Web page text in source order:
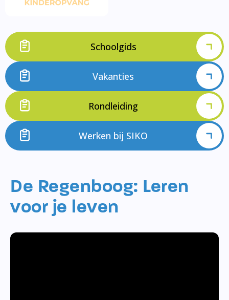
Schoolgids
Vakanties
Rondleiding
Werken bij SIKO
De Regenboog: Leren
voor je leven